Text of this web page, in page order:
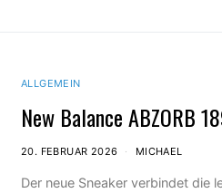
ALLGEMEIN
New Balance ABZORB
20. FEBRUAR 2026 MICHAEL
Der neue Sneaker verbindet die